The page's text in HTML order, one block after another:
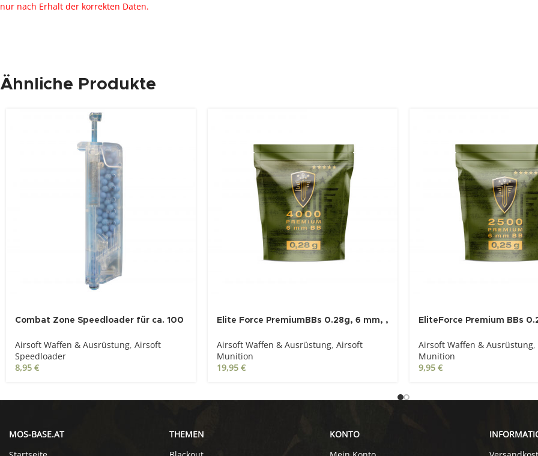
nur nach Erhalt der korrekten Daten.
Ähnliche Produkte
Combat Zone Speedloader für ca. 100
Airsoft Waffen & Ausrüstung, Airsoft
Speedloader
8,95 €
Elite Force PremiumBBs 0.28g, 6 mm, ,
Airsoft Waffen & Ausrüstung, Airsoft
Munition
19,95 €
EliteForce Premium BBs
Airsoft Waffen & Ausrüstung,
Munition
9,95 €
MOS-BASE.AT
THEMEN
KONTO